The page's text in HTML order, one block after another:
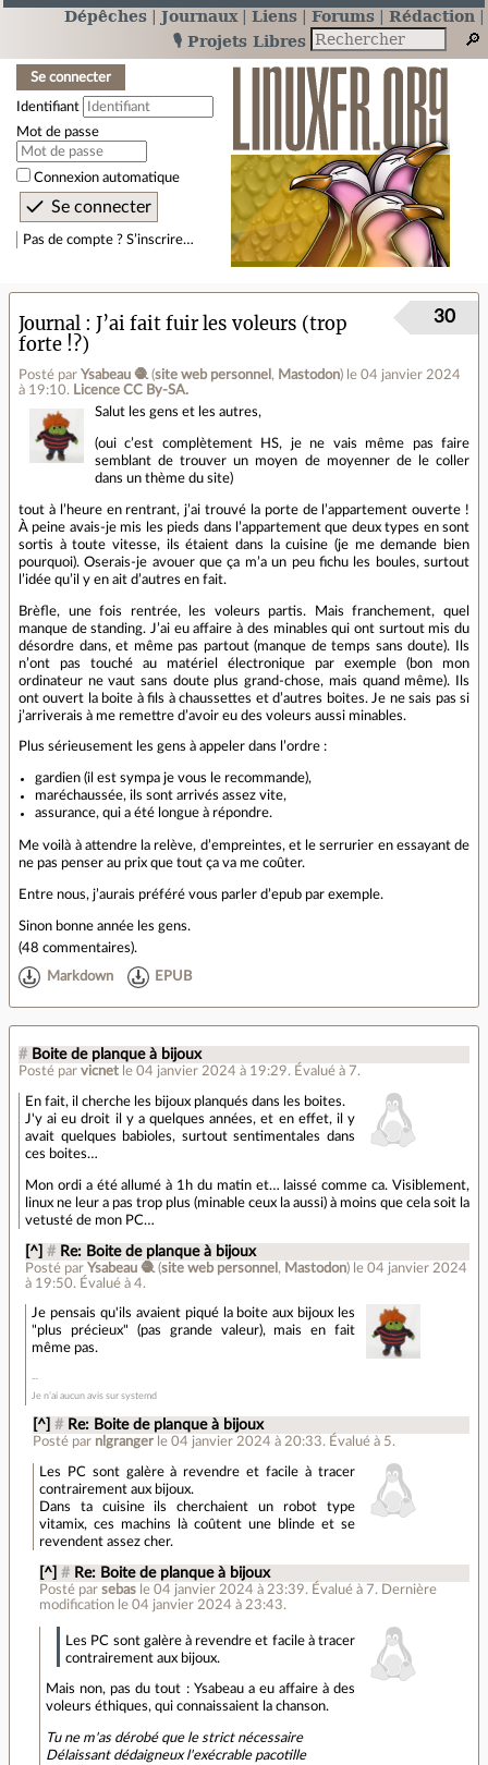
Dépêches Journaux Liens Forums
Rédaction
🎙️ Projets Libres
Se connecter
Identifiant
Mot de passe
Connexion automatique
Pas de compte ? S’inscrire…
Journal
J’ai fait fuir les voleurs (trop
forte !?)
Posté par Ysabeau 🧶 (site web personnel , Mastodon) le 04 janvier 2024
à 19:10. Licence CC By‑SA.
30
Salut les gens et les autres,
(oui c’est complètement HS, je ne vais même pas faire
semblant de trouver un moyen de moyenner de le coller
dans un thème du site)
tout à l’heure en rentrant, j’ai trouvé la porte de l’appartement ouverte !
À peine avais-je mis les pieds dans l’appartement que deux types en sont
sortis à toute vitesse, ils étaient dans la cuisine (je me demande bien
pourquoi). Oserais-je avouer que ça m’a un peu fichu les boules, surtout
l’idée qu’il y en ait d’autres en fait.
Brèfle, une fois rentrée, les voleurs partis. Mais franchement, quel
manque de standing. J’ai eu affaire à des minables qui ont surtout mis du
désordre dans, et même pas partout (manque de temps sans doute). Ils
n’ont pas touché au matériel électronique par exemple (bon mon
ordinateur ne vaut sans doute plus grand-chose, mais quand même). Ils
ont ouvert la boite à fils à chaussettes et d’autres boites. Je ne sais pas si
j’arriverais à me remettre d’avoir eu des voleurs aussi minables.
Plus sérieusement les gens à appeler dans l’ordre :
gardien (il est sympa je vous le recommande),
maréchaussée, ils sont arrivés assez vite,
assurance, qui a été longue à répondre.
Me voilà à attendre la relève, d’empreintes, et le serrurier en essayant de
ne pas penser au prix que tout ça va me coûter.
Entre nous, j’aurais préféré vous parler d’epub par exemple.
Sinon bonne année les gens.
(48 commentaires).
Markdown EPUB
# Boite de planque à bijoux
Posté par vicnet le 04 janvier 2024 à 19:29. Évalué à 7.
En fait, il cherche les bijoux planqués dans les boites.
J'y ai eu droit il y a quelques années, et en effet, il y
avait quelques babioles, surtout sentimentales dans
ces boites…
Mon ordi a été allumé à 1h du matin et… laissé comme ca. Visiblement,
linux ne leur a pas trop plus (minable ceux la aussi) à moins que cela soit la
vetusté de mon PC…
[^] # Re: Boite de planque à bijoux
Posté parYsabeau 🧶 (site web personnel , Mastodon) le 04 janvier 2024
à 19:50. Évalué à4.
Je pensais qu'ils avaient piqué la boite aux bijoux les
"plus précieux" (pas grande valeur), mais en fait
même pas.
Je n’ai aucun avis sur systemd
[^] # Re: Boite de planque à bijoux
Posté par nlgranger le 04 janvier 2024 à 20:33. Évalué à 5.
Les PC sont galère à revendre et facile à tracer
contrairement aux bijoux.
Dans ta cuisine ils cherchaient un robot type
vitamix, ces machins là coûtent une blinde et se
revendent assez cher.
[^] # Re: Boite de planque à bijoux
Posté parsebas le 04 janvier 2024 à 23:39. Évalué à7. Dernière
modification le 04 janvier 2024 à 23:43.
Les PC sont galère à revendre et facile à tracer
contrairement aux bijoux.
Mais non, pas du tout : Ysabeau a eu affaire à des
voleurs éthiques, qui connaissaient la chanson.
Tu ne m'as dérobé que le strict nécessaire
Délaissant dédaigneux l'exécrable pacotille